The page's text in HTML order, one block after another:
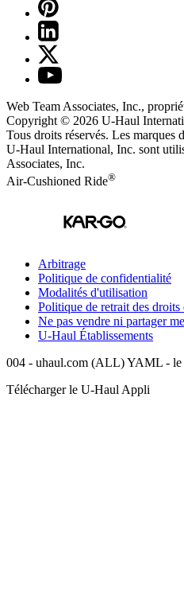
Web Team Associates, Inc.,
Copyright © 2026 U-Haul
Tous droits réservés. Les marques
U-Haul International, Inc. sont
Associates, Inc.
Air-Cushioned Ride®
Arbitrage
Politique de confidentialité
Modalités d'utilisation
Politique de retrait des droits
Ne pas vendre ni partager
U-Haul Établissements
004 - uhaul.com (ALL) YAML - le
Télécharger le U-Haul Appli